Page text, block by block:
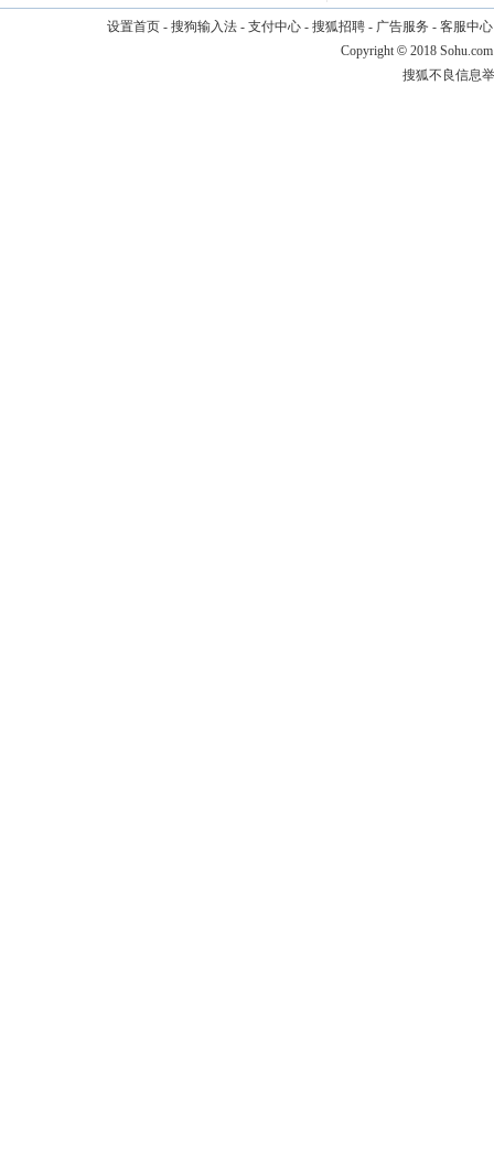
设置首页- 搜狗输入法- 支付中心- 搜狐招聘- 广告服务 - 客服中心
Copyright © 2018
搜狐不良信息